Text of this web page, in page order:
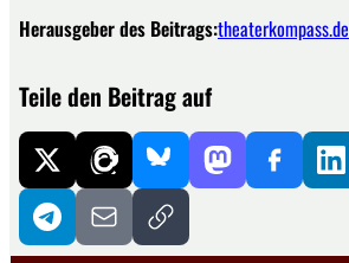
Herausgeber des Beitrags:theaterkompass.de
Teile den Beitrag auf